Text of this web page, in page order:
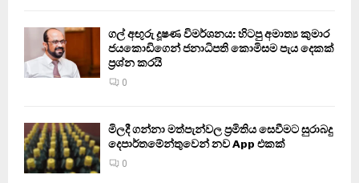
ගල් අඟුරු දූෂණ විමර්ශනය: හිටපු අමාත්‍ය කුමාර
ජයකොඩිගෙන් ජනාධිපති කොමිසම පැය දෙකක්
ප්‍රශ්න කරයි
0
මිලදී ගන්නා මත්පැන්වල ප්‍රමිතිය සෙවීමට සුරාබදු
දෙපාර්තමේන්තුවෙන් නව App එකක්
0